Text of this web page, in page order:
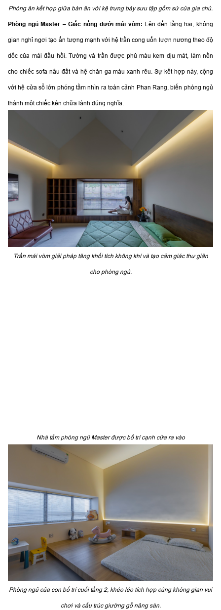
Phòng ăn kết hợp giữa bàn ăn với kệ trưng bày sưu tập gốm sứ của gia chủ.
Phòng ngủ Master – Giấc nồng dưới mái vòm: Lên đến tầng hai, không
gian nghỉ ngơi tạo ấn tượng mạnh với hệ trần cong uốn lượn nương theo độ
dốc của mái đầu hồi. Tường và trần được phủ màu kem dịu mát, làm nền
cho chiếc sofa nâu đất và hệ chăn ga màu xanh rêu. Sự kết hợp này, cộng
với hệ cửa sổ lớn phóng tầm nhìn ra toàn cảnh Phan Rang, biến phòng ngủ
thành một chiếc kén chữa lành đúng nghĩa.
Trần mái vòm giải pháp tăng khối tích không khí và tạo cảm giác thư giãn
cho phòng ngủ.
Nhà tắm phòng ngủ Master được bố trí cạnh cửa ra vào
Phòng ngủ của con bố trí cuối tầng 2, khéo léo tích hợp cùng không gian vui
chơi và cấu trúc giường gỗ nâng sàn.